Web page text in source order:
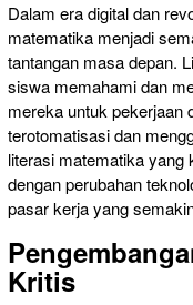
Dalam era digital dan
matematika menjadi
tantangan masa depan.
siswa memahami dan
mereka untuk pekerjaan
terotomatisasi dan
literasi matematika yang
dengan perubahan
pasar kerja yang
Kritis